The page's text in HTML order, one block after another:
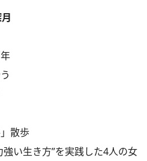
散歩
い生き方”を実践した4人の女